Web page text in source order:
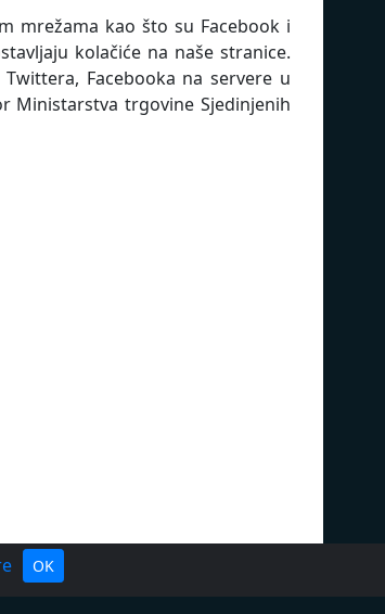
mrežama kao što su Facebook i
kolačiće na naše stranice.
Facebooka na servere u
Ministarstva trgovine Sjedinjenih
OK